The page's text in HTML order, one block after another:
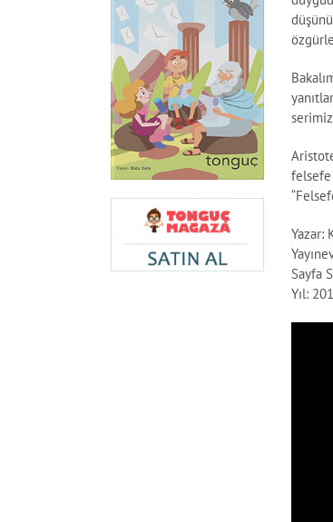
felsefe
Yazar:
Sayfa
Yıl: